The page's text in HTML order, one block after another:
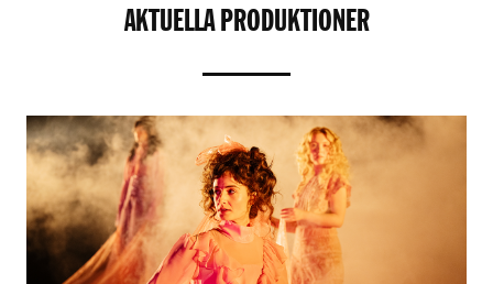
AKTUELLA PRODUKTIONER